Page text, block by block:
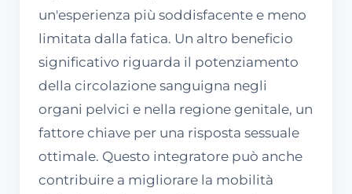
un'esperienza più soddisfacente e meno
limitata dalla fatica. Un altro beneficio
significativo riguarda il potenziamento
della circolazione sanguigna negli
organi pelvici e nella regione genitale, un
fattore chiave per una risposta sessuale
ottimale. Questo integratore può anche
contribuire a migliorare la mobilità